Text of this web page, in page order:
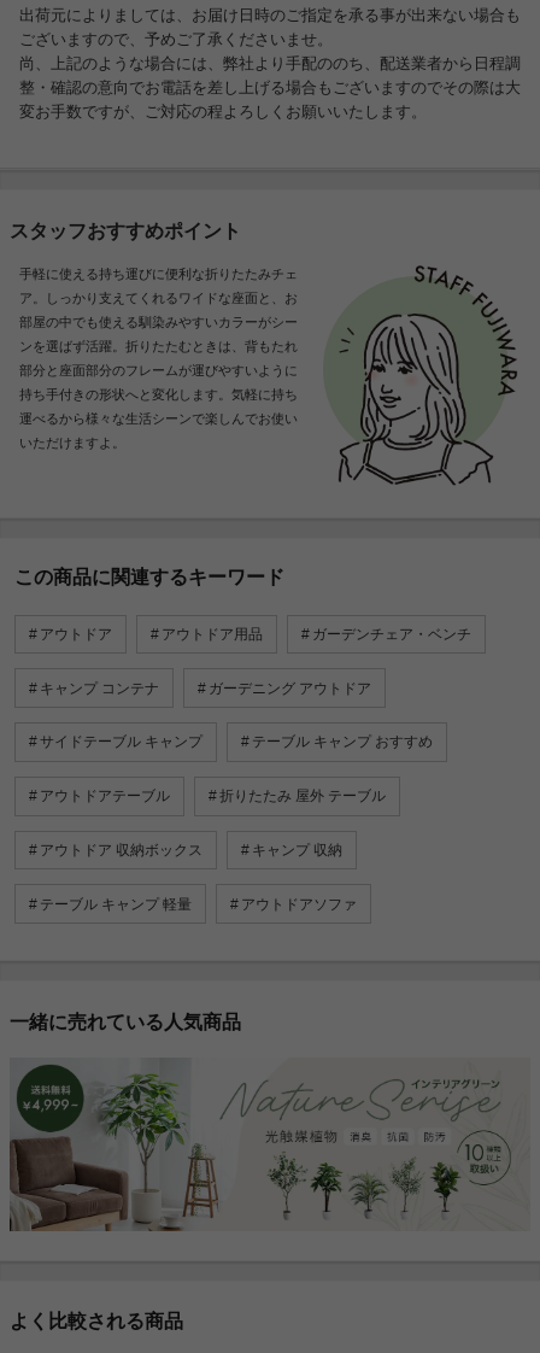
出荷元によりましては、お届け日時のご指定を承る事が出来ない場合も
ございますので、予めご了承くださいませ。
尚、上記のような場合には、弊社より手配ののち、配送業者から日程調
整・確認の意向でお電話を差し上げる場合もございますのでその際は大
変お手数ですが、ご対応の程よろしくお願いいたします。
スタッフおすすめポイント
手軽に使える持ち運びに便利な折りたたみチェ
ア。しっかり支えてくれるワイドな座面と、お
部屋の中でも使える馴染みやすいカラーがシー
ンを選ばず活躍。折りたたむときは、背もたれ
部分と座面部分のフレームが運びやすいように
持ち手付きの形状へと変化します。気軽に持ち
運べるから様々な生活シーンで楽しんでお使い
いただけますよ。
この商品に関連するキーワード
アウトドア アウトドア用品 ガーデンチェア・ベンチ
キャンプ コンテナ ガーデニング アウトドア
サイドテーブル キャンプ テーブル キャンプ おすすめ
アウトドアテーブル 折りたたみ 屋外 テーブル
アウトドア 収納ボックス キャンプ 収納
テーブル キャンプ 軽量 アウトドアソファ
一緒に売れている人気商品
よく比較される商品